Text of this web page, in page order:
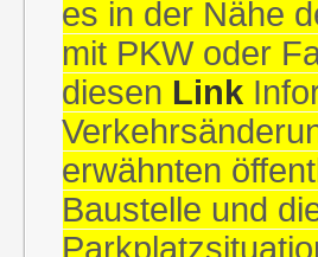
es in der Nähe
mit PKW oder
diesen Link
erwähnten
Baustelle und